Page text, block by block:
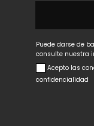
Puede darse de
consulte nuestra
Acepto las
confidencialidad